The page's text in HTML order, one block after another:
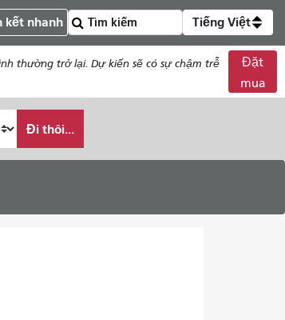
kết nhanh Tiếng Việt
thường trở lại. Dự kiến ​​sẽ có sự chậm trễ
Đặt
mua
Đi thôi...